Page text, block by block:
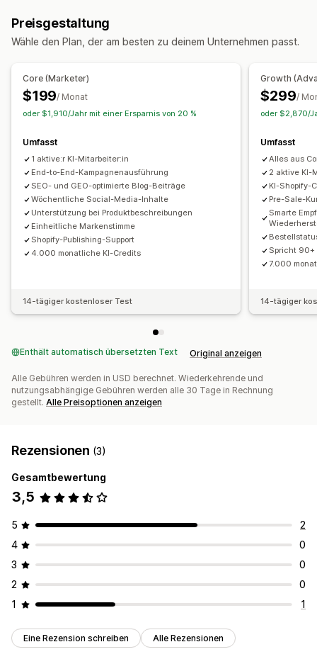
Automatisierte Antworten
Produktempfehlungen
Bestellupdates
Anpassung
Farbe und Schriftart
Begrüßungsnachrichten
Chatschaltflächen Tagging Agentavatar
Anzeigeoptionen
Preisgestaltung
Wähle den Plan, der am besten zu deinem Unternehmen passt.
Core (Marketer)
$199/ Monat
oder $1,910/Jahr mit einer Ersparnis von 20 %
Umfasst
1 aktive:r KI-Mitarbeiter:in
End-to-End-Kampagnenausführung
SEO- und GEO-optimierte Blog-Beiträge
Wöchentliche Social-Media-Inhalte
Unterstützung bei Produktbeschreibungen
Einheitliche Markenstimme
Shopify-Publishing-Support
4.000 monatliche KI-Credits
14-tägiger kostenloser Test
Growth
$299/
oder $2,870/
Umfasst
Alles aus
2 aktive KI-
KI-Shopify-
Pre-Sale-
Smarte
Spricht 90+
7.000
14-tägiger
Enthält automatisch übersetzten Text Original anzeigen
Alle Gebühren werden in USD berechnet. Wiederkehrende und
nutzungsabhängige Gebühren werden alle 30 Tage in Rechnung
gestellt. Alle Preisoptionen anzeigen
Rezensionen (3)
Gesamtbewertung
3,5
5
2
4
0
3
0
2
0
1
1
Eine Rezension schreiben Alle Rezensionen